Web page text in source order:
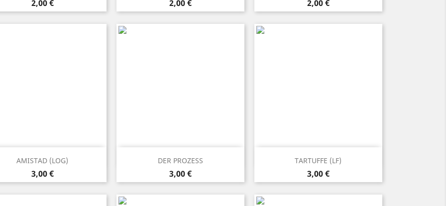
Prezzo
2,00 € Prezzo
2,00 € Prezzo
2,00 €
AMISTAD (LOG)
Prezzo
3,00 €
Anteprima DER PROZESS
Prezzo
3,00 €
Anteprima TARTUFFE (LF)
Prezzo
3,00 €
Anteprima